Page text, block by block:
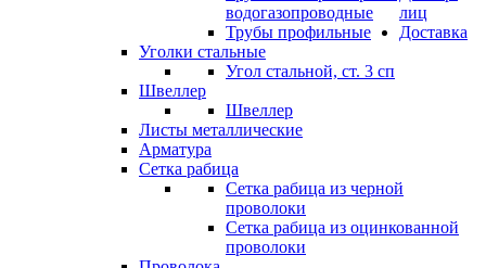
водогазопроводные
Трубы профильные
Уголки стальные
Угол стальной, ст. 3 сп
Швеллер
Швеллер
Листы металлические
Арматура
Сетка рабица
Сетка рабица из черной
проволоки
Сетка рабица из оцинкованной
проволоки
лиц
Доставка